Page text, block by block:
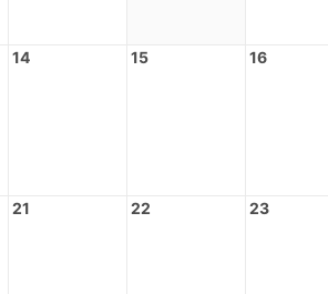
14 15 16
21 22 23